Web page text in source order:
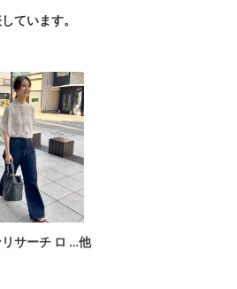
ています。
サーチ ロ …他